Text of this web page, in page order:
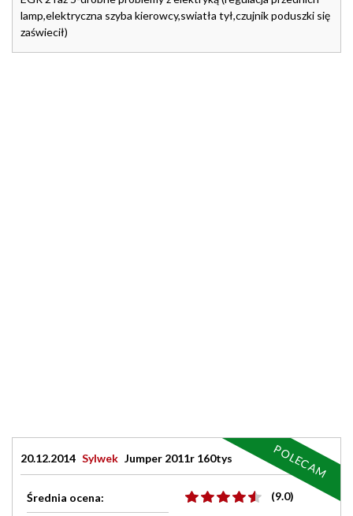
lamp,elektryczna szyba kierowcy,swiatła tył,czujnik poduszki się
zaświecił)
20.12.2014 Sylwek Jumper 2011r 160tys
Średnia ocena: (9.0)
POLECAM